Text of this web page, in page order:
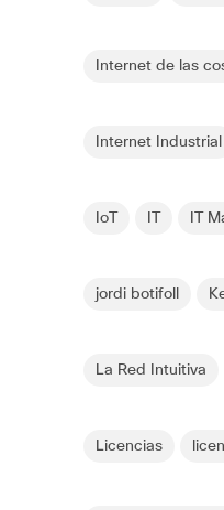
Internet de las
Internet Industrial
IoT IT
jordi botifoll
La Red Intuitiva
Licencias